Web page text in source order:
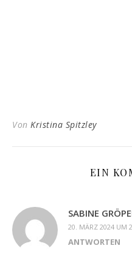
Von Kristina Spitzley
EIN
SABINE
20. MÄRZ 2024 UM
ANTWORTEN